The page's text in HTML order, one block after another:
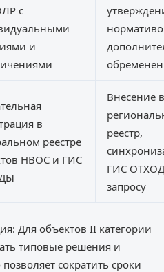
с
и
в
реестре
НВОС и ГИС
Внесение в
реестр,
ГИС
запросу
Для объектов II категории
типовые решения и
сократить сроки